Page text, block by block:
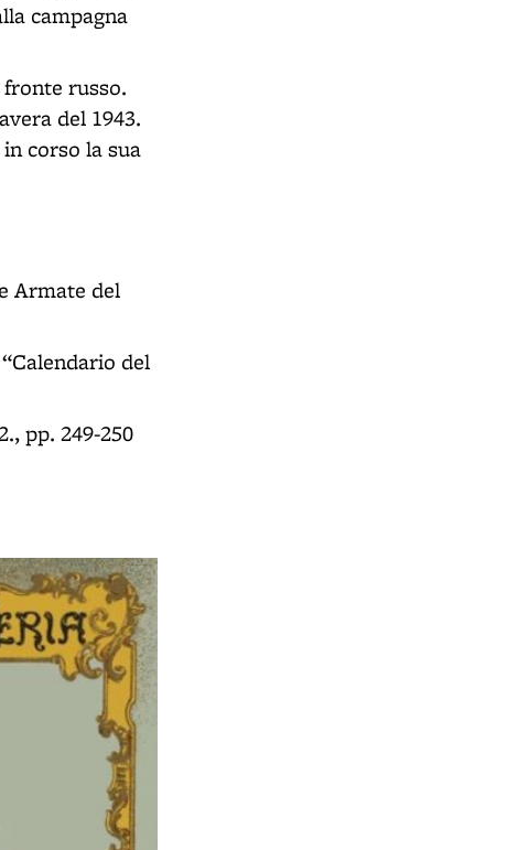
campagna
fronte russo.
del 1943.
corso la sua
Armate del
del
pp. 249-250